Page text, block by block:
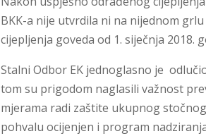
BKK-a nije utvrdila ni na nijednom
cijepljenja goveda od 1. siječnja 2018.
Stalni Odbor EK jednoglasno je
tom su prigodom naglasili važnost
mjerama radi zaštite ukupnog
pohvalu ocijenjen i program